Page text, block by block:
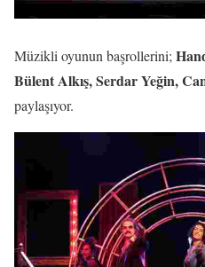
Müzikli oyunun başrollerini;
Bülent Alkış, Serdar Yeğin,
paylaşıyor.